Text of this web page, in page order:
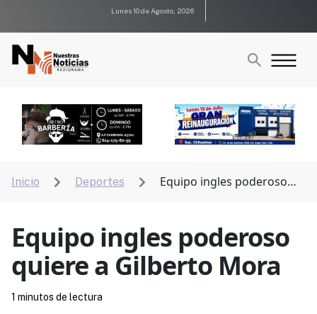
Lunes 10 de Agosto, 2026
Inicio  Deportes 
Equipo ingles poderoso
Equipo ingles poderoso
quiere a Gilberto Mora
1 minutos de lectura